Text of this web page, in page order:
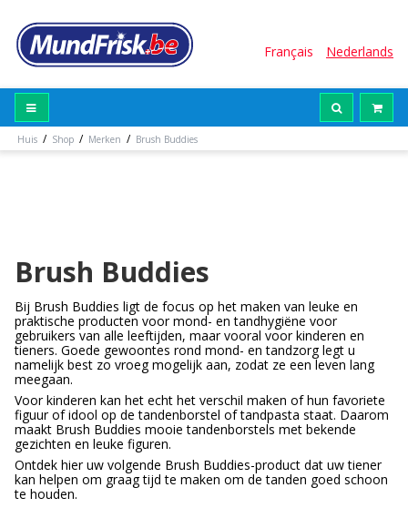
Français Nederlands
Huis / Shop / Merken / Brush Buddies
Brush Buddies
Bij Brush Buddies ligt de focus op het maken van leuke en
praktische producten voor mond- en tandhygiëne voor
gebruikers van alle leeftijden, maar vooral voor kinderen en
tieners. Goede gewoontes rond mond- en tandzorg legt u
namelijk best zo vroeg mogelijk aan, zodat ze een leven lang
meegaan.
Voor kinderen kan het echt het verschil maken of hun favoriete
figuur of idool op de tandenborstel of tandpasta staat. Daarom
maakt Brush Buddies mooie tandenborstels met bekende
gezichten en leuke figuren.
Ontdek hier uw volgende Brush Buddies-product dat uw tiener
kan helpen om graag tijd te maken om de tanden goed schoon
te houden.